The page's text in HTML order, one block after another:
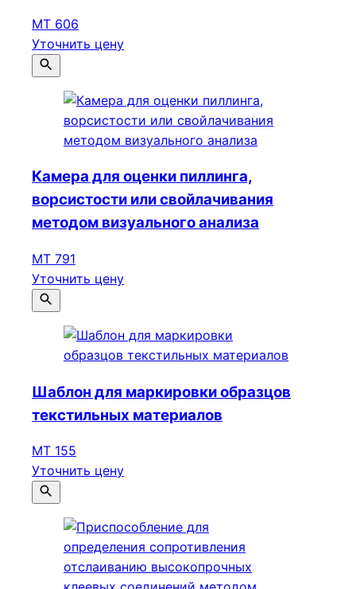
МТ 606
Уточнить цену
Камера для оценки пиллинга,
ворсистости или свойлачивания
методом визуального анализа
МТ 791
Уточнить цену
Шаблон для маркировки образцов
текстильных материалов
МТ 155
Уточнить цену